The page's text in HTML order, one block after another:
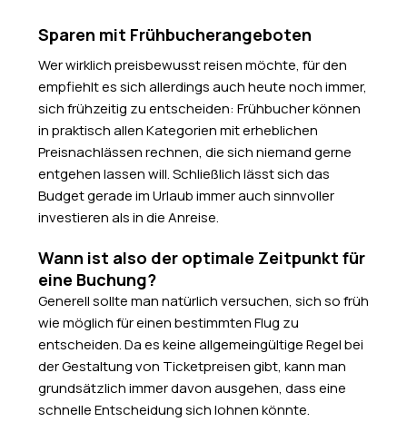
Sparen mit Frühbucherangeboten
Wer wirklich preisbewusst reisen möchte, für den
empfiehlt es sich allerdings auch heute noch immer,
sich frühzeitig zu entscheiden: Frühbucher können
in praktisch allen Kategorien mit erheblichen
Preisnachlässen rechnen, die sich niemand gerne
entgehen lassen will. Schließlich lässt sich das
Budget gerade im Urlaub immer auch sinnvoller
investieren als in die Anreise.
Wann ist also der optimale Zeitpunkt für
eine Buchung?
Generell sollte man natürlich versuchen, sich so früh
wie möglich für einen bestimmten Flug zu
entscheiden. Da es keine allgemeingültige Regel bei
der Gestaltung von Ticketpreisen gibt, kann man
grundsätzlich immer davon ausgehen, dass eine
schnelle Entscheidung sich lohnen könnte.